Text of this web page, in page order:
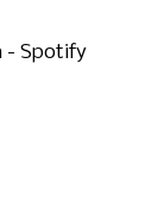
- Spotify